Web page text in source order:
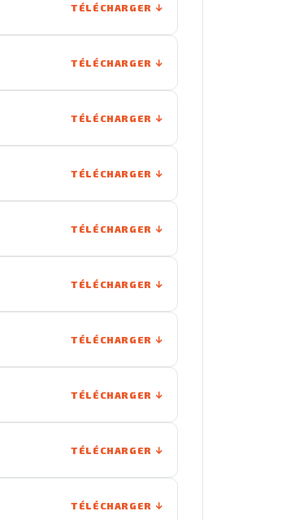
TÉLÉCHARGER
TÉLÉCHARGER
TÉLÉCHARGER
TÉLÉCHARGER
TÉLÉCHARGER
TÉLÉCHARGER
TÉLÉCHARGER
TÉLÉCHARGER
TÉLÉCHARGER
TÉLÉCHARGER